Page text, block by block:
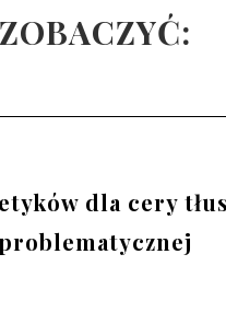
ZOBACZYĆ:
dla cery